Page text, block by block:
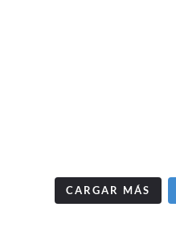
CARGAR MÁS